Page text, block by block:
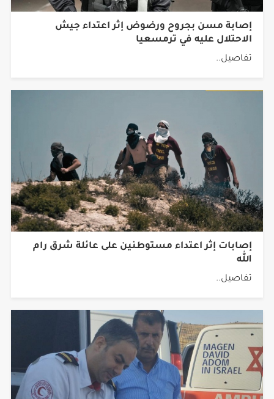
إصابة مسن بجروح ورضوض إثر اعتداء جيش
الاحتلال عليه في ترمسعيا
تفاصيل..
‏إصابات إثر اعتداء مستوطنين على عائلة شرق رام
الله
تفاصيل..